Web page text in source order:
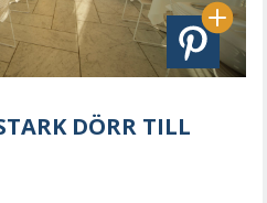
DÖRR TILL